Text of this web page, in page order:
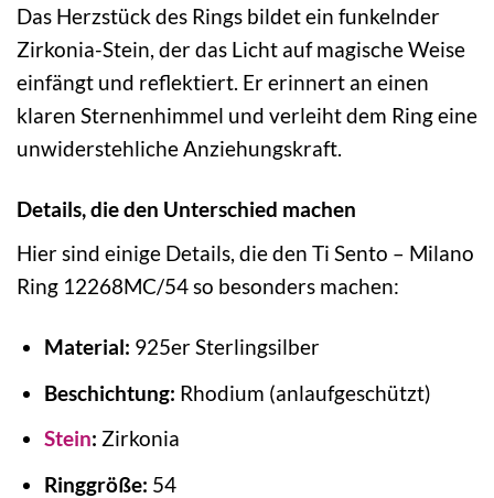
Das Herzstück des Rings bildet ein funkelnder
Zirkonia-Stein, der das Licht auf magische Weise
einfängt und reflektiert. Er erinnert an einen
klaren Sternenhimmel und verleiht dem Ring eine
unwiderstehliche Anziehungskraft.
Details, die den Unterschied machen
Hier sind einige Details, die den Ti Sento – Milano
Ring 12268MC/54 so besonders machen:
Material: 925er Sterlingsilber
Beschichtung: Rhodium (anlaufgeschützt)
Stein: Zirkonia
Ringgröße: 54